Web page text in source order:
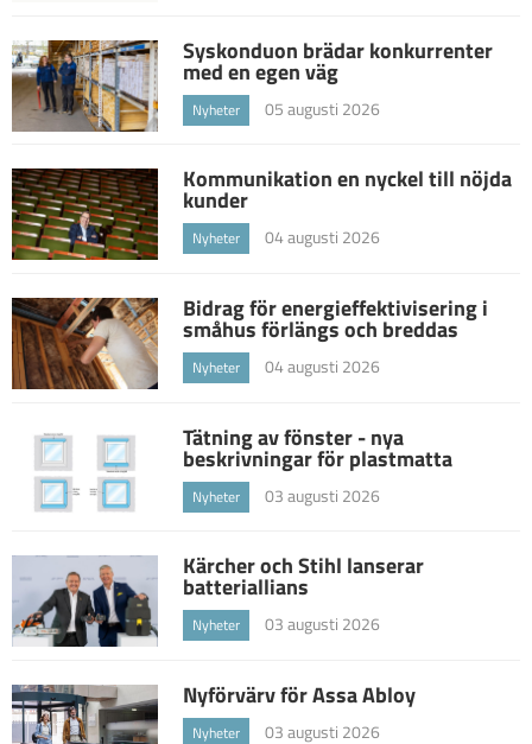
Syskonduon brädar konkurrenter
med en egen väg
Nyheter 05 augusti 2026
Kommunikation en nyckel till nöjda
kunder
Nyheter 04 augusti 2026
Bidrag för energieffektivisering i
småhus förlängs och breddas
Nyheter 04 augusti 2026
Tätning av fönster - nya
beskrivningar för plastmatta
Nyheter 03 augusti 2026
Kärcher och Stihl lanserar
batteriallians
Nyheter 03 augusti 2026
Nyförvärv för Assa Abloy
Nyheter 03 augusti 2026